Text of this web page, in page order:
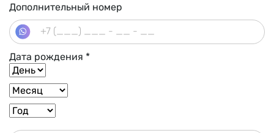
Дополнительный номер
Дата рождения *
Оплата
Частые вопросы
Заполнить анкету
Об агентстве